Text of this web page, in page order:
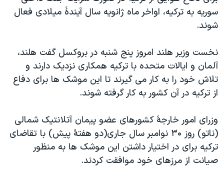
گالری عکس
آرشیو پخش زنده
اعتراضات زن، زندگی، آزادی
مجموعه مستندهای دادخواهی
دادگاه حمید نوری
چهل سال گروگان‌گیری
قانون شفافیت دارائی کادر رهبری ایران
اسرائیل در جنگ
نرگس محمدی برنده جایزه نوبل صلح
همایش محافظه‌کاران آمریکا «سی‌پک»
سوریه به ترکیه، اواخر ماه ژانویه سال آیندۀ میلادی فعال
شوند.
نخست وزیر هلند امروز پنج شنبه در بروکسل گفت هلند،
آلمان و ایالات متحده با ترکیه همکاری نزدیک دارند و
تلاش خود را به کار می گیرند تا این موشک ها برای دفاع
از ترکیه در آن کشور به کار گرفته شوند.
وزرای امور خارجۀ کشورهای عضو پیمان آتلانتیک شمالی
(ناتو) روز ۳۰ نوامبر سال جاری(دو هفتۀ پیش) با تقاضای
ترکیه برای در اختیار داشتن این موشک ها به منظور
صیانت از مرزهای خود موافقت کردند.